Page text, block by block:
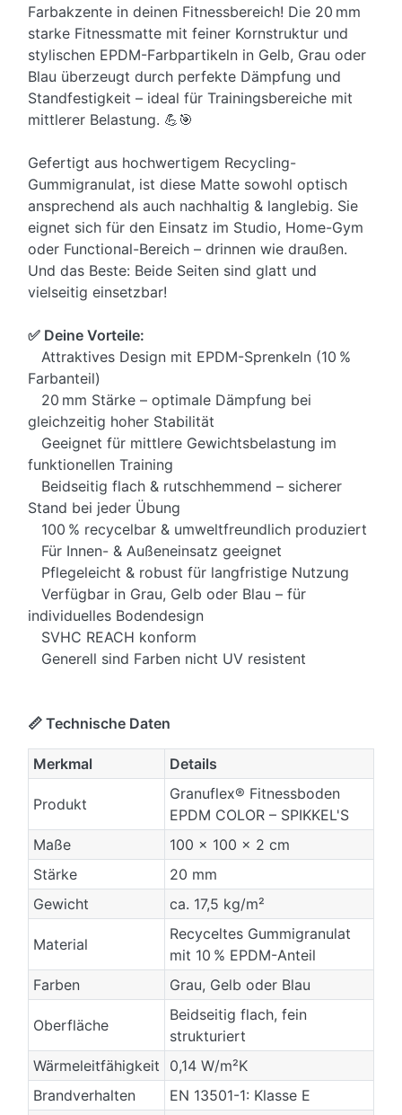
Farbakzente in deinen Fitnessbereich! Die 20 mm
starke Fitnessmatte mit feiner Kornstruktur und
stylischen EPDM-Farbpartikeln in Gelb, Grau oder
Blau überzeugt durch perfekte Dämpfung und
Standfestigkeit – ideal für Trainingsbereiche mit
mittlerer Belastung. 💪🎯
Gefertigt aus hochwertigem Recycling-
Gummigranulat, ist diese Matte sowohl optisch
ansprechend als auch nachhaltig & langlebig. Sie
eignet sich für den Einsatz im Studio, Home-Gym
oder Functional-Bereich – drinnen wie draußen.
Und das Beste: Beide Seiten sind glatt und
vielseitig einsetzbar!
✅ Deine Vorteile:
Attraktives Design mit EPDM-Sprenkeln (10 %
Farbanteil)
20 mm Stärke – optimale Dämpfung bei
gleichzeitig hoher Stabilität
Geeignet für mittlere Gewichtsbelastung im
funktionellen Training
Beidseitig flach & rutschhemmend – sicherer
Stand bei jeder Übung
100 % recycelbar & umweltfreundlich produziert
Für Innen- & Außeneinsatz geeignet
Pflegeleicht & robust für langfristige Nutzung
Verfügbar in Grau, Gelb oder Blau – für
individuelles Bodendesign
SVHC REACH konform
Generell sind Farben nicht UV resistent
📏 Technische Daten
Merkmal Details
Produkt
Granuflex® Fitnessboden
EPDM COLOR – SPIKKEL'S
Maße
100 × 100 × 2 cm
Stärke
20 mm
Gewicht
ca. 17,5 kg/m²
Material
Recyceltes Gummigranulat
mit 10 % EPDM-Anteil
Farben
Grau, Gelb oder Blau
Oberfläche
Beidseitig flach, fein
strukturiert
Wärmeleitfähigkeit
0,14 W/m²K
Brandverhalten
EN 13501-1: Klasse E